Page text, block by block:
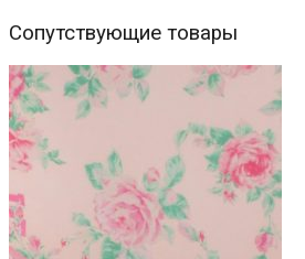
Сопутствующие товары